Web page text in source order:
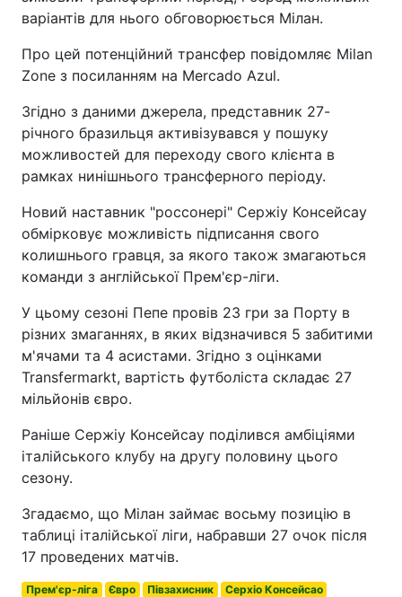
варіантів для нього обговорюється Мілан.
Про цей потенційний трансфер повідомляє Milan
Zone з посиланням на Mercado Azul.
Згідно з даними джерела, представник 27-
річного бразильця активізувався у пошуку
можливостей для переходу свого клієнта в
рамках нинішнього трансферного періоду.
Новий наставник "россонері" Сержіу Консейсау
обмірковує можливість підписання свого
колишнього гравця, за якого також змагаються
команди з англійської Прем'єр-ліги.
У цьому сезоні Пепе провів 23 гри за Порту в
різних змаганнях, в яких відзначився 5 забитими
м'ячами та 4 асистами. Згідно з оцінками
Transfermarkt, вартість футболіста складає 27
мільйонів євро.
Раніше Сержіу Консейсау поділився амбіціями
італійського клубу на другу половину цього
сезону.
Згадаємо, що Мілан займає восьму позицію в
таблиці італійської ліги, набравши 27 очок після
17 проведених матчів.
Прем'єр-ліга Євро Півзахисник Серхіо Консейсао